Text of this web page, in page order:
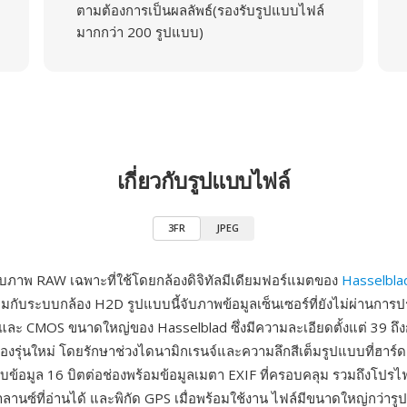
ตามต้องการเป็นผลลัพธ์(รองรับรูปแบบไฟล์
มากกว่า 200 รูปแบบ)
เกี่ยวกับรูปแบบไฟล์
3FR JPEG
ภาพ RAW เฉพาะที่ใช้โดยกล้องดิจิทัลมีเดียมฟอร์แมตของ
กับระบบกล้อง H2D รูปแบบนี้จับภาพข้อมูลเซ็นเซอร์ที่ยังไม่ผ่านการ
และ CMOS ขนาดใหญ่ของ Hasselblad ซึ่งมีความละเอียดตั้งแต่ 39 ถึ
งรุ่นใหม่ โดยรักษาช่วงไดนามิกเรนจ์และความลึกสีเต็มรูปแบบที่ฮาร์
ข้อมูล 16 บิตต่อช่องพร้อมข้อมูลเมตา EXIF ที่ครอบคลุม รวมถึงโปร
ลานซ์ที่อ่านได้ และพิกัด GPS เมื่อพร้อมใช้งาน ไฟล์มีขนาดใหญ่กว่ารู